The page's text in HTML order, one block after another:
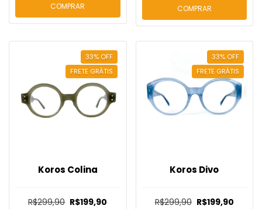
COMPRAR COMPRAR
33% OFF
FRETE GRÁTIS
Koros Colina
R$299,90 R$199,90
33% OFF
FRETE GRÁTIS
Koros Divo
R$299,90 R$199,90